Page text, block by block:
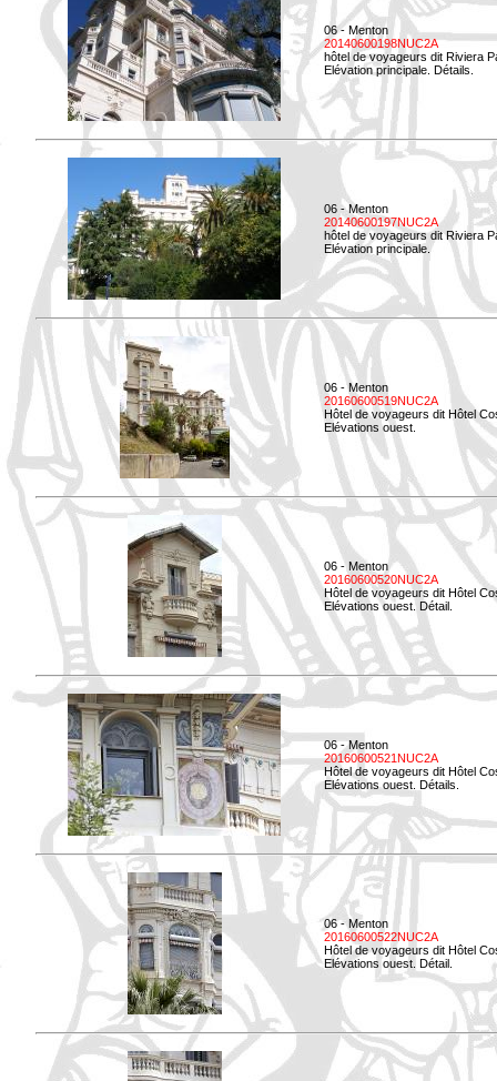
06 - Menton
20140600198NUC2A
hôtel de voyageurs dit Riviera
Elévation principale. Détails.
06 - Menton
20140600197NUC2A
hôtel de voyageurs dit Riviera
Elévation principale.
06 - Menton
20160600519NUC2A
Hôtel de voyageurs dit Hôtel
Elévations ouest.
06 - Menton
20160600520NUC2A
Hôtel de voyageurs dit Hôtel
Elévations ouest. Détail.
06 - Menton
20160600521NUC2A
Hôtel de voyageurs dit Hôtel
Elévations ouest. Détails.
06 - Menton
20160600522NUC2A
Hôtel de voyageurs dit Hôtel
Elévations ouest. Détail.